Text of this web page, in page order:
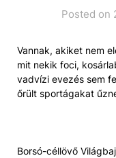
Posted on
Vannak, akiket nem
mit nekik foci,
vadvízi evezés sem
őrült sportágakat
Borsó-céllövő